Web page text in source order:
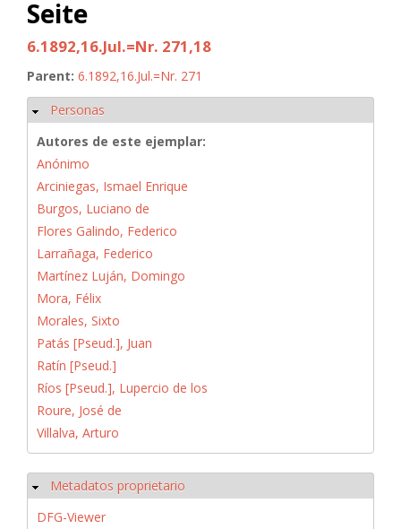
Seite
6.1892,16.Jul.=Nr. 271,18
Parent: 6.1892,16.Jul.=Nr. 271
Ocultar
Personas
Autores de este ejemplar:
Anónimo
Arciniegas, Ismael Enrique
Burgos, Luciano de
Flores Galindo, Federico
Larrañaga, Federico
Martínez Luján, Domingo
Mora, Félix
Morales, Sixto
Patás [Pseud.], Juan
Ratín [Pseud.]
Ríos [Pseud.], Lupercio de los
Roure, José de
Villalva, Arturo
Ocultar
Metadatos proprietario
DFG-Viewer